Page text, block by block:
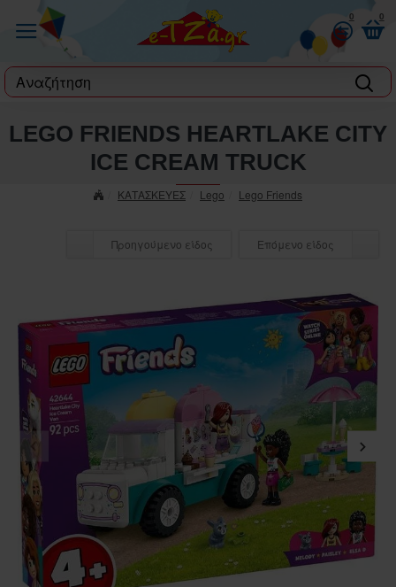
0 0
label
ΚΑΤΑΣΚΕΥΕΣ Lego Lego Friends
LEGO FRIENDS HEARTLAKE CITY
ICE CREAM TRUCK
Προηγούμενο είδος Επόμενο είδος